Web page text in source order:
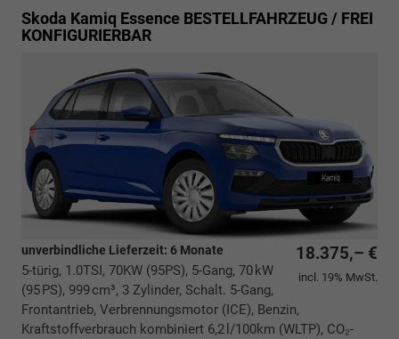
Skoda Kamiq Essence BESTELLFAHRZEUG / FREI
KONFIGURIERBAR
18.375,– €
incl. 19% MwSt.
unverbindliche Lieferzeit: 6 Monate
5-türig, 1.0TSI, 70KW (95PS), 5-Gang, 70 kW
(95 PS), 999 cm³, 3 Zylinder, Schalt. 5-Gang,
Frontantrieb, Verbrennungsmotor (ICE), Benzin,
Kraftstoffverbrauch kombiniert 6,2 l/100km (WLTP), CO₂-